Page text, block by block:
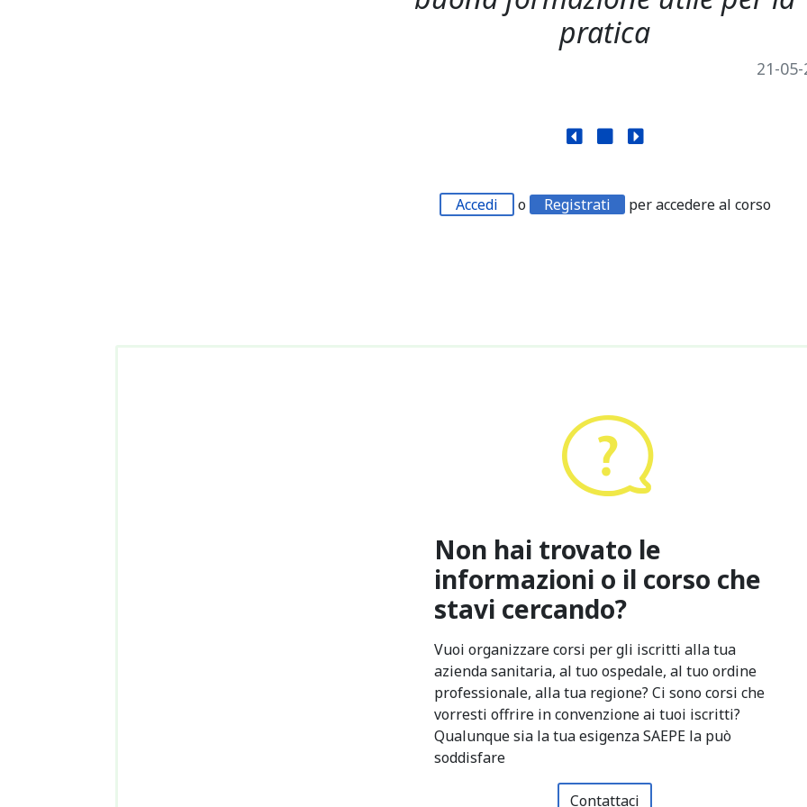
pratica
21-
Accedi o Registrati per accedere al corso
Non hai trovato le
informazioni o il corso che
stavi cercando?
Vuoi organizzare corsi per gli iscritti alla tua
azienda sanitaria, al tuo ospedale, al tuo ordine
professionale, alla tua regione? Ci sono corsi che
vorresti offrire in convenzione ai tuoi iscritti?
Qualunque sia la tua esigenza SAEPE la può
soddisfare
Contattaci